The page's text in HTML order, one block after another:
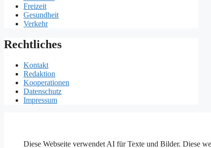
Freizeit
Gesundheit
Verkehr
Rechtliches
Kontakt
Redaktion
Kooperationen
Datenschutz
Impressum
Diese Webseite verwendet AI für Texte und Bilder. Diese